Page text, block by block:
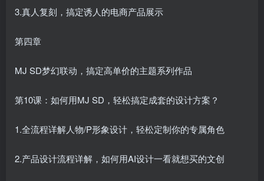
3.真人复刻，搞定诱人的电商产品展示
第四章
MJ SD梦幻联动，搞定高单价的主题系列作品
第10课：如何用MJ SD，轻松搞定成套的设计方案？
1.全流程详解人物/P形象设计，轻松定制你的专属角色
2.产品设计流程详解，如何用AI设计一看就想买的文创